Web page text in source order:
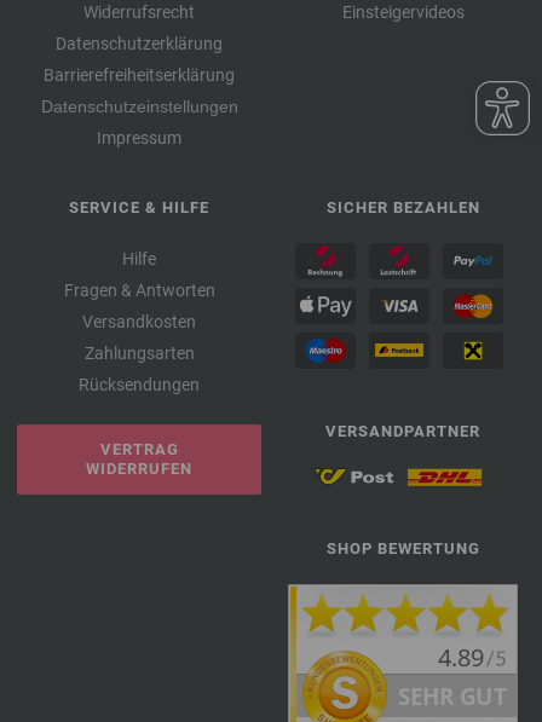
Widerrufsrecht
Datenschutzerklärung
Barrierefreiheitserklärung
Datenschutzeinstellungen
Impressum
Einsteigervideos
SERVICE & HILFE
Hilfe
Fragen & Antworten
Versandkosten
Zahlungsarten
Rücksendungen
VERTRAG
WIDERRUFEN
SICHER BEZAHLEN
VERSANDPARTNER
SHOP BEWERTUNG